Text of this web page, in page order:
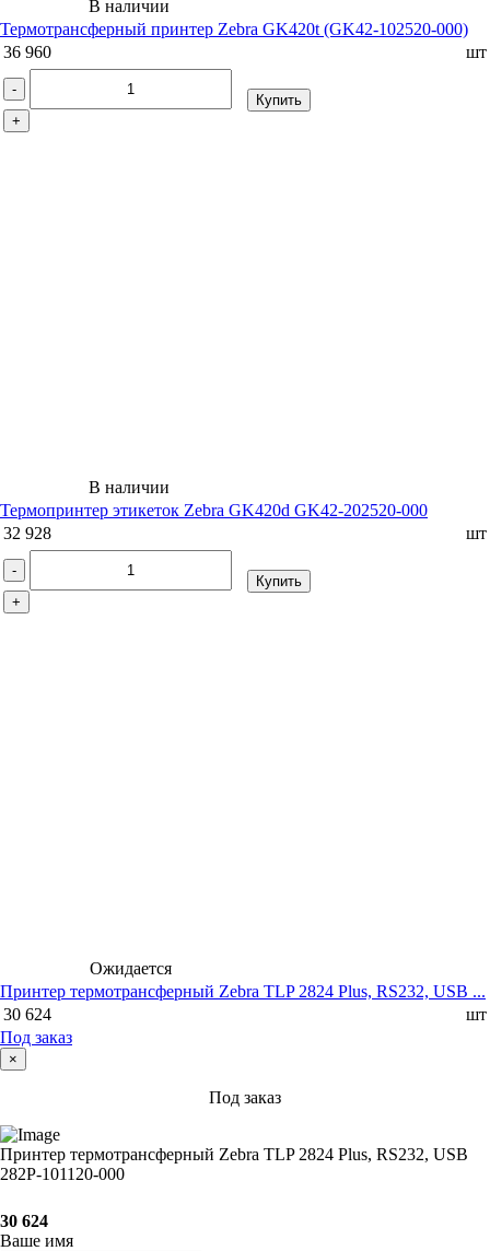
В наличии
Термотрансферный принтер Zebra GK420t (GK42-102520-000)
36 960
шт
-
+
Купить
В наличии
Термопринтер этикеток Zebra GK420d GK42-202520-000
32 928
шт
-
+
Купить
Ожидается
Принтер термотрансферный Zebra TLP 2824 Plus, RS232, USB ...
30 624
шт
Под заказ
×
Под заказ
Принтер термотрансферный Zebra TLP 2824 Plus, RS232, USB
282P-101120-000
30 624
Ваше имя